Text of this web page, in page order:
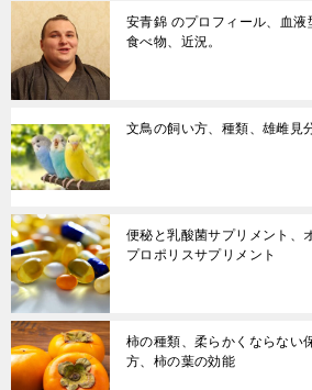
安青錦 のプロフィール、血
食べ物、近況。
文鳥の飼い方、種類、雄雌見
便秘と乳酸菌サプリメント、
プロポリスサプリメント
柿の種類、柔らかくならない
方、柿の葉の効能